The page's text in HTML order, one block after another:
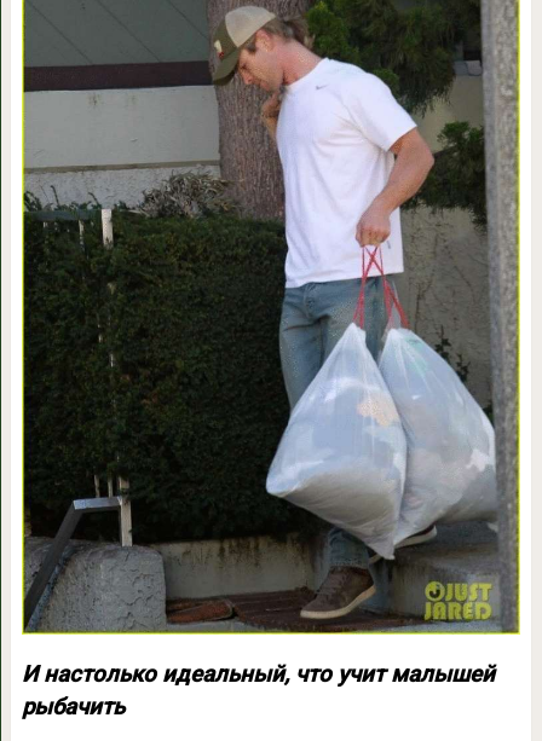
И настолько идеальный, что учит малышей
рыбачить